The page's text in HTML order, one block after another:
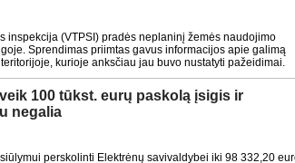
inspekcija (VTPSI) pradės neplaninį žemės naudojimo
Sprendimas priimtas gavus informacijos apie galimą
kurioje anksčiau jau buvo nustatyti pažeidimai.
100 tūkst. eurų paskolą įsigis ir
negalia
perskolinti Elektrėnų savivaldybei iki 98 332,20